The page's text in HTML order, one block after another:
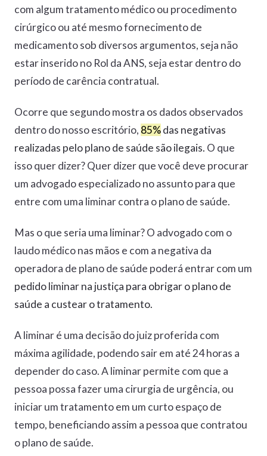
com algum tratamento médico ou procedimento
cirúrgico ou até mesmo fornecimento de
medicamento sob diversos argumentos, seja não
estar inserido no Rol da ANS, seja estar dentro do
período de carência contratual.
Ocorre que segundo mostra os dados observados
dentro do nosso escritório, 85%das negativas
realizadas pelo plano de saúde são ilegais. O que
isso quer dizer? Quer dizer que você deve procurar
um advogado especializado no assunto para que
entre com uma liminar contra o plano de saúde.
Mas o que seria uma liminar? O advogado com o
laudo médico nas mãos e com a negativa da
operadora de plano de saúde poderá entrar com um
pedido liminar na justiça para obrigar o plano de
saúde a custear o tratamento.
A liminar é uma decisão do juiz proferida com
máxima agilidade, podendo sair em até 24 horas a
depender do caso. A liminar permite com que a
pessoa possa fazer uma cirurgia de urgência, ou
iniciar um tratamento em um curto espaço de
tempo, beneficiando assim a pessoa que contratou
o plano de saúde.